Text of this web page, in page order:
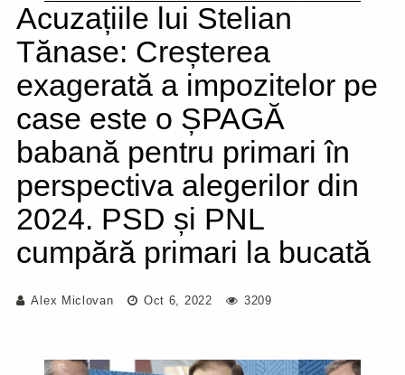
Acuzațiile lui Stelian
Tănase: Creșterea
exagerată a impozitelor pe
case este o ȘPAGĂ
babană pentru primari în
perspectiva alegerilor din
2024. PSD și PNL
cumpără primari la bucată
Alex Miclovan Oct 6, 2022 3209